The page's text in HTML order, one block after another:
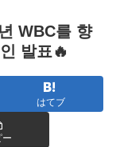
WBC를 향
발표🔥
はてブ
ー